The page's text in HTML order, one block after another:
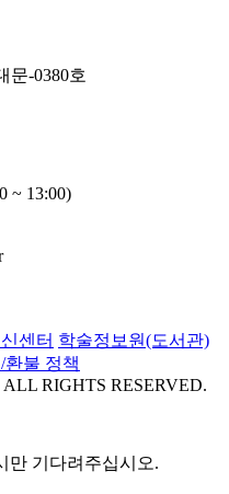
문-0380호
~ 13:00)
센터 학술정보원(도서관)
환불 정책
RIGHTS RESERVED.
만 기다려주십시오.